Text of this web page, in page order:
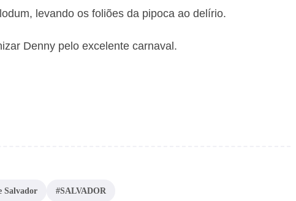
levando os foliões da pipoca ao delírio.
Denny pelo excelente carnaval.
Salvador #SALVADOR